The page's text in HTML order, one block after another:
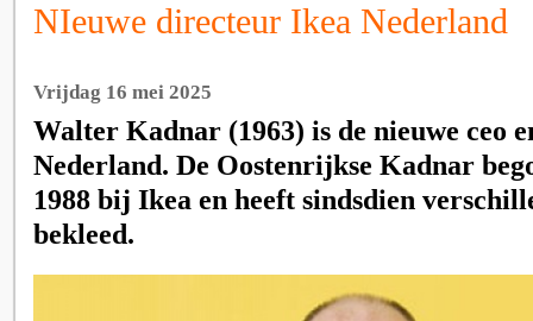
NIeuwe directeur Ikea Nederland
Vrijdag 16 mei 2025
Walter Kadnar (1963) is de nieuwe ceo
Nederland. De Oostenrijkse Kadnar
1988 bij Ikea en heeft sindsdien
bekleed.